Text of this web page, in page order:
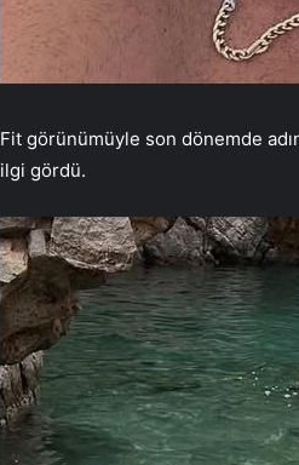
Fit görünümüyle son dönemde
ilgi gördü.